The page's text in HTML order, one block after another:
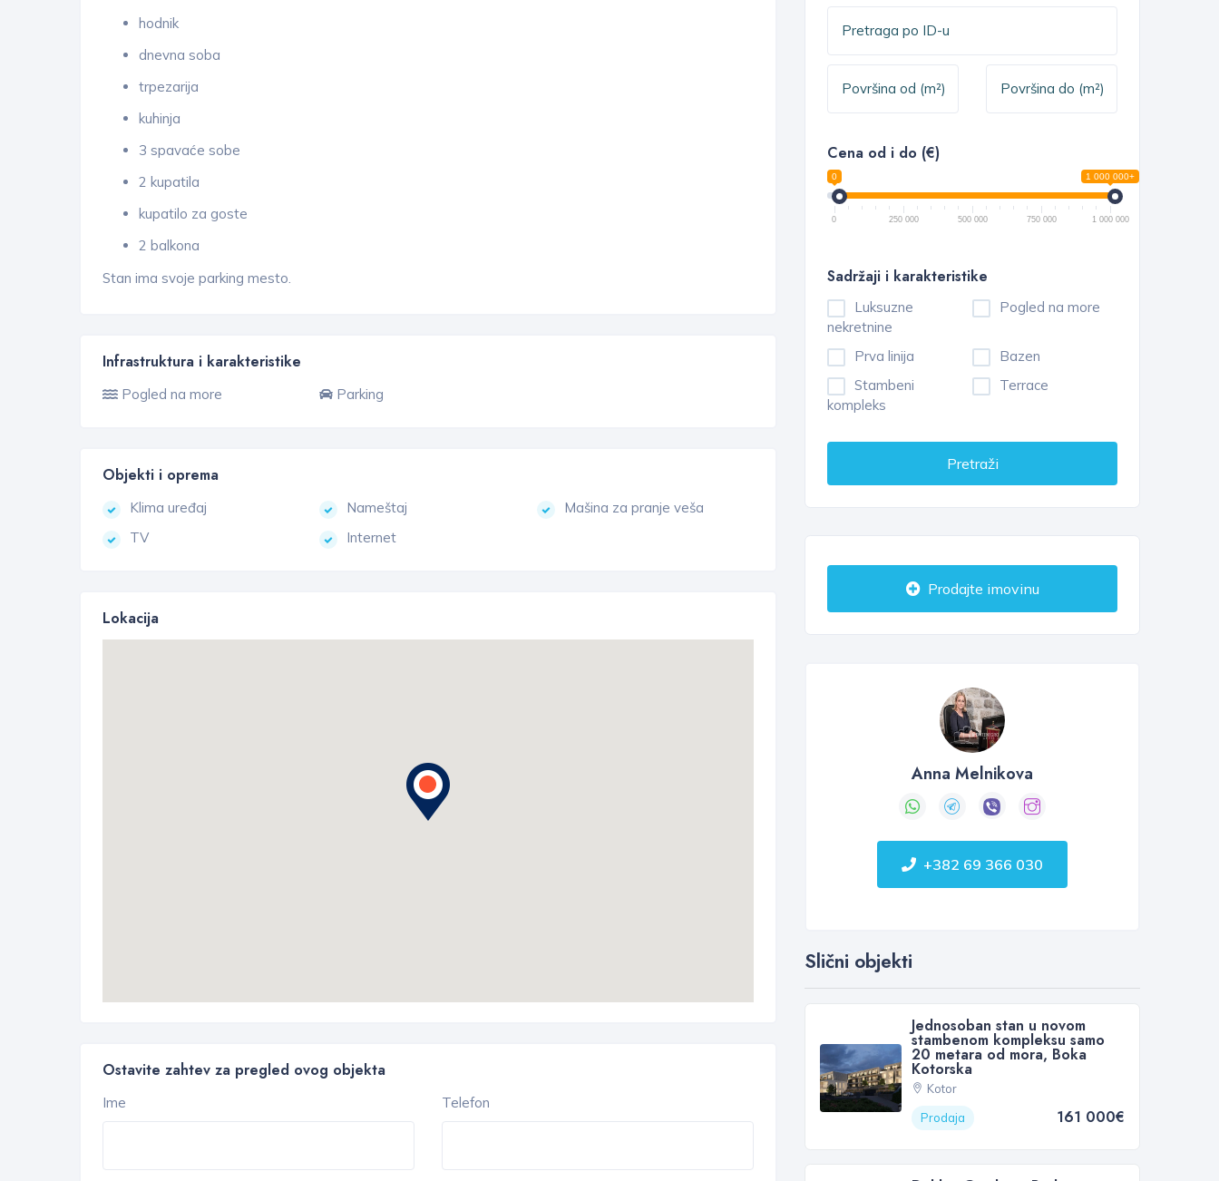
hodnik
dnevna soba
trpezarija
kuhinja
3 spavaće sobe
2 kupatila
kupatilo za goste
2 balkona
Stan ima svoje parking mesto.
Infrastruktura i karakteristike
Pogled na more Parking
Objekti i oprema
Klima uređaj Nameštaj
Mašina za pranje veša
TV
Internet
Lokacija
Ostavite zahtev za pregled ovog objekta
Ime Telefon
Cena od i do (€)
0 1 000 000+
0 250 000 500 000 750 000 1 000 000
Sadržaji i karakteristike
Luksuzne
nekretnine
Pogled na more
Prva linija
Bazen
Stambeni
kompleks
Terrace
Pretraži
Prodajte imovinu
Anna Melnikova
+382 69 366 030
Slični objekti
Jednosoban stan u novom
stambenom kompleksu samo
20 metara od mora, Boka
Kotorska
Kotor
Prodaja
161 000€